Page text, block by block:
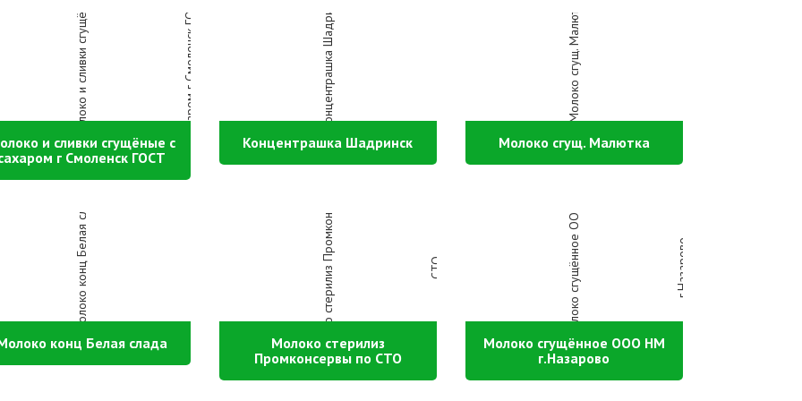
и сливки сгущёные с
г Смоленск ГОСТ
Концентрашка Шадринск Молоко сгущ. Малютка
конц Белая слада
Молоко стерилиз
Промконсервы по СТО
Молоко сгущённое ООО НМ
г.Назарово